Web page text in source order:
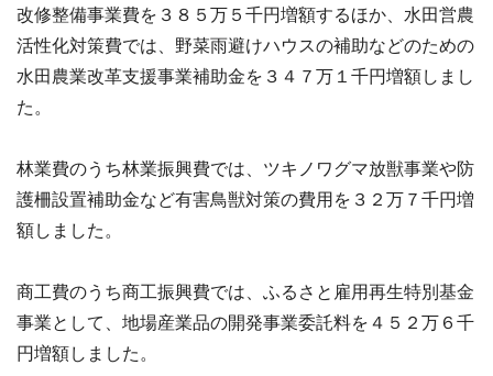
改修整備事業費を３８５万５千円増額するほか、水田営農
活性化対策費では、野菜雨避けハウスの補助などのための
水田農業改革支援事業補助金を３４７万１千円増額しまし
た。
林業費のうち林業振興費では、ツキノワグマ放獣事業や防
護柵設置補助金など有害鳥獣対策の費用を３２万７千円増
額しました。
商工費のうち商工振興費では、ふるさと雇用再生特別基金
事業として、地場産業品の開発事業委託料を４５２万６千
円増額しました。